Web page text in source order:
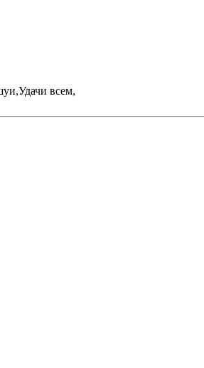
всем,